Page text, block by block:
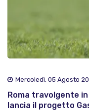
Mercoledì, 05 Agosto
Roma travolgente
lancia il progetto